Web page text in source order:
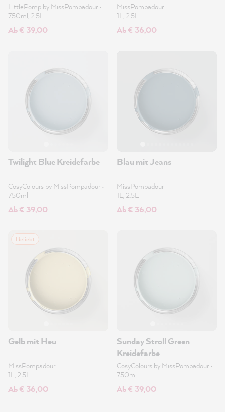
LittlePomp by MissPompadour •
750ml, 2.5L
Ab € 39,00
MissPompadour
1L, 2.5L
Ab € 36,00
Twilight Blue Kreidefarbe
CosyColours by MissPompadour •
750ml
Ab € 39,00
Blau mit Jeans
MissPompadour
1L, 2.5L
Ab € 36,00
Beliebt
Gelb mit Heu
MissPompadour
1L, 2.5L
Ab € 36,00
Sunday Stroll Green
Kreidefarbe
CosyColours by MissPompadour •
750ml
Ab € 39,00